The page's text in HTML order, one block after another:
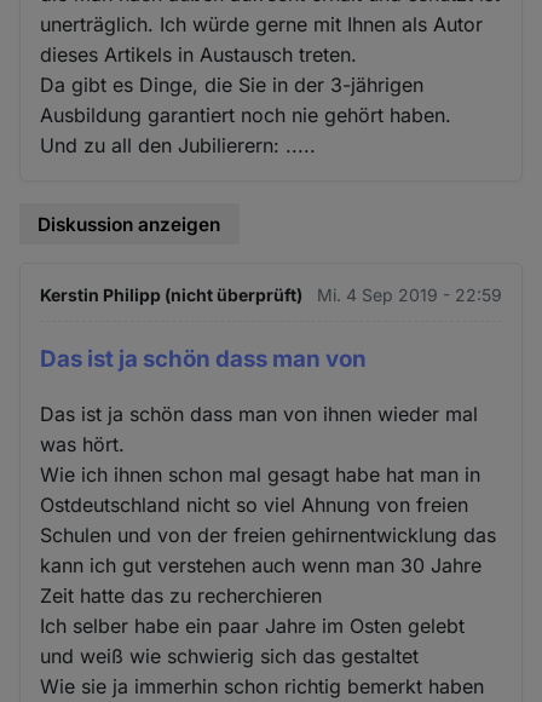
unerträglich. Ich würde gerne mit Ihnen als Autor
dieses Artikels in Austausch treten.
Da gibt es Dinge, die Sie in der 3-jährigen
Ausbildung garantiert noch nie gehört haben.
Und zu all den Jubilierern: .....
Diskussion anzeigen
Kerstin Philipp (nicht überprüft) Mi. 4 Sep 2019 - 22:59
Das ist ja schön dass man von
Das ist ja schön dass man von ihnen wieder mal
was hört.
Wie ich ihnen schon mal gesagt habe hat man in
Ostdeutschland nicht so viel Ahnung von freien
Schulen und von der freien gehirnentwicklung das
kann ich gut verstehen auch wenn man 30 Jahre
Zeit hatte das zu recherchieren
Ich selber habe ein paar Jahre im Osten gelebt
und weiß wie schwierig sich das gestaltet
Wie sie ja immerhin schon richtig bemerkt haben